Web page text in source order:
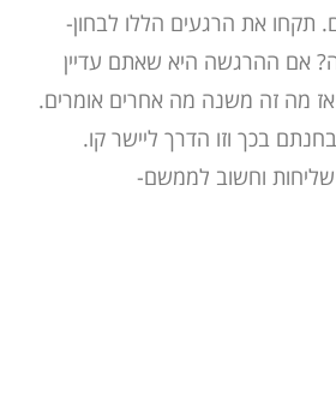
תקחו את הרגעים הללו לבחון-
אם ההרגשה היא שאתם עדיין
מה זה משנה מה אחרים אומרים.
בכך וזו הדרך ליישר קו.
שליחות וחשוב לממשם-